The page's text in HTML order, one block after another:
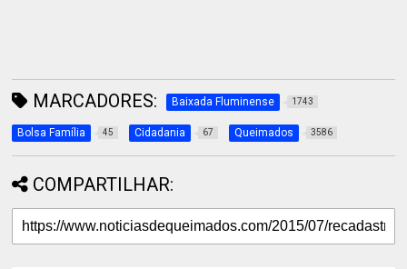
MARCADORES: Baixada Fluminense 1743
Bolsa Família 45 Cidadania 67 Queimados 3586
COMPARTILHAR: